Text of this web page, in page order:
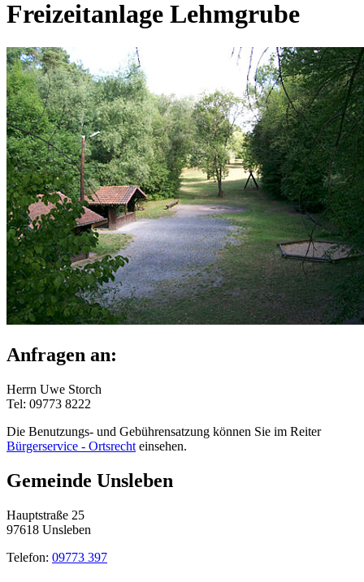
Freizeitanlage Lehmgrube
Anfragen an:
Herrn Uwe Storch
Tel: 09773 8222
Die Benutzungs- und Gebührensatzung können Sie im Reiter
Bürgerservice - Ortsrecht einsehen.
Gemeinde Unsleben
Hauptstraße 25
97618 Unsleben
Telefon: 09773 397